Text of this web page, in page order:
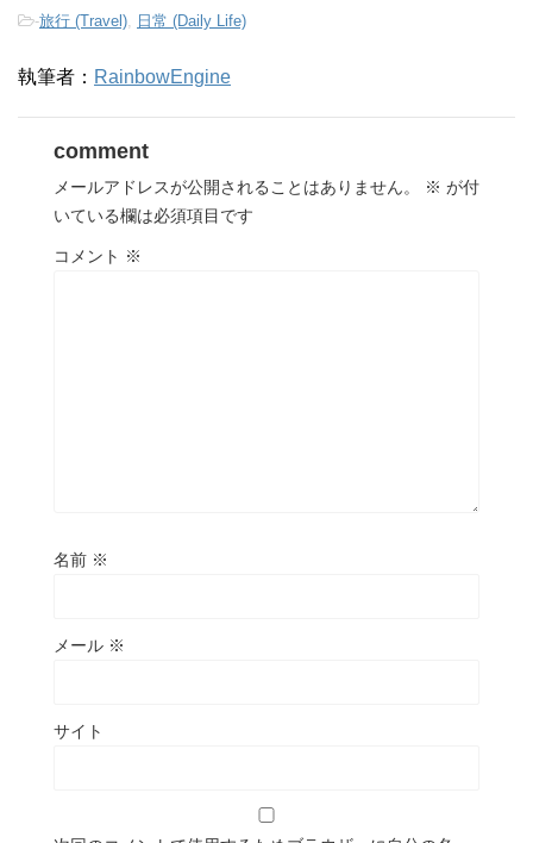
-旅行 (Travel) 日常 (Daily Life)
執筆者： RainbowEngine
comment
メールアドレスが公開されることはありません。 ※ が付
いている欄は必須項目です
コメント ※
名前 ※
メール ※
サイト